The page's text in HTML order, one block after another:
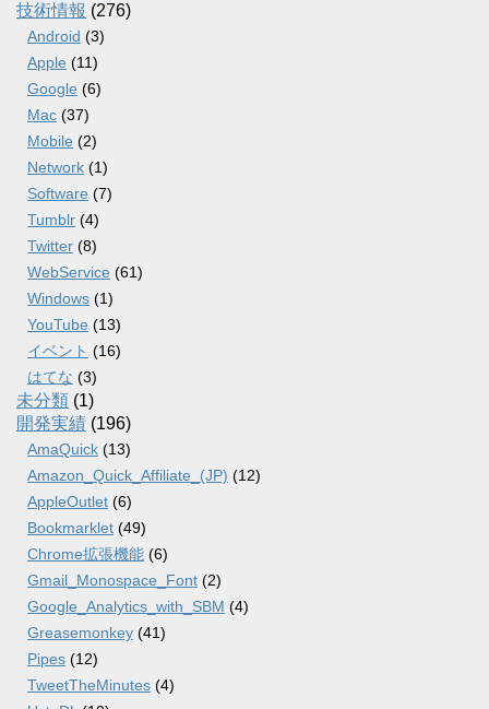
技術情報 (276)
Android (3)
Apple (11)
Google (6)
Mac (37)
Mobile (2)
Network (1)
Software (7)
Tumblr (4)
Twitter (8)
WebService (61)
Windows (1)
YouTube (13)
イベント (16)
はてな (3)
未分類 (1)
開発実績 (196)
AmaQuick (13)
Amazon_Quick_Affiliate_(JP) (12)
AppleOutlet (6)
Bookmarklet (49)
Chrome拡張機能 (6)
Gmail_Monospace_Font (2)
Google_Analytics_with_SBM (4)
Greasemonkey (41)
Pipes (12)
TweetTheMinutes (4)